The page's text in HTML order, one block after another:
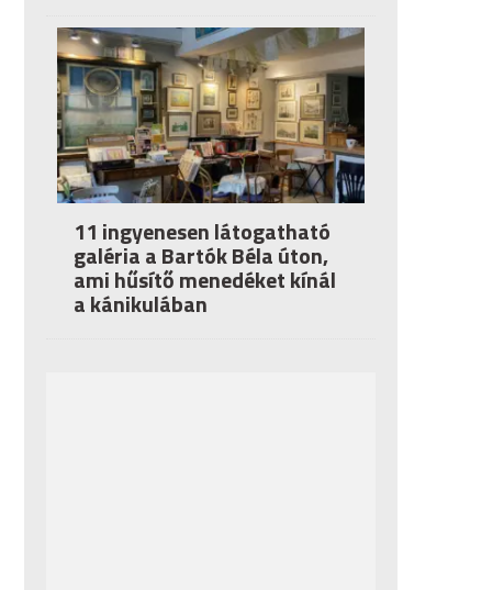
11 ingyenesen látogatható
galéria a Bartók Béla úton,
ami hűsítő menedéket kínál
a kánikulában